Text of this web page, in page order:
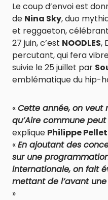
Le coup d’envoi est
de Nina Sky, duo
et reggaeton,
27 juin, c’est NOODLES,
percutant, qui fera
suivie le 25 juillet par
emblématique du hip-
«Cette année, on veut
qu’Aire commune
explique Philippe
«En ajoutant des
sur une
internationale, on fait
mettant de l’avant
»